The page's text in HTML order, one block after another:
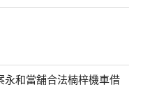
和當舖合法楠梓機車借